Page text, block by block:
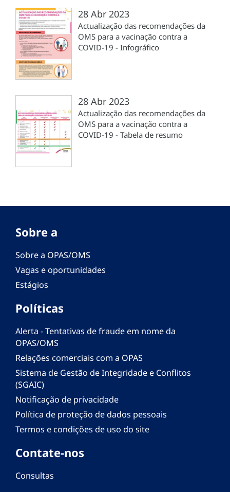
28 Abr 2023
Actualização das recomendações da
OMS para a vacinação contra a
COVID-19 - Infográfico
28 Abr 2023
Actualização das recomendações da
OMS para a vacinação contra a
COVID-19 - Tabela de resumo
Sobre a
Sobre a OPAS/OMS
Vagas e oportunidades
Estágios
Políticas
Alerta - Tentativas de fraude em nome da
OPAS/OMS
Relações comerciais com a OPAS
Sistema de Gestão de Integridade e Conflitos
(SGAIC)
Notificação de privacidade
Política de proteção de dados pessoais
Termos e condições de uso do site
Contate-nos
Consultas